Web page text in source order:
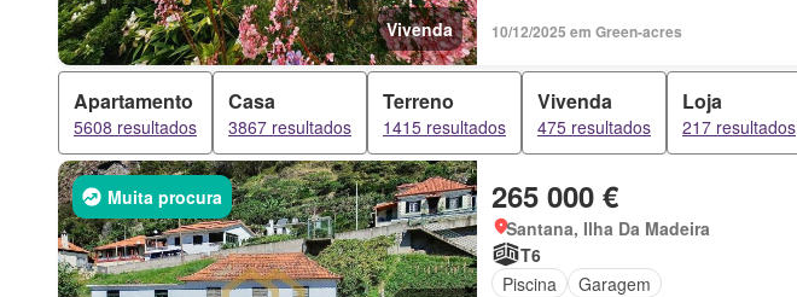
Vivenda 10/12/2025 em Green-acres
Apartamento
5608 resultados
Casa
3867 resultados
Terreno
1415 resultados
Vivenda
475 resultados
Loja
217 resultados
Muita procura 265 000 €
Santana, Ilha Da Madeira
T6
Piscina
Garagem